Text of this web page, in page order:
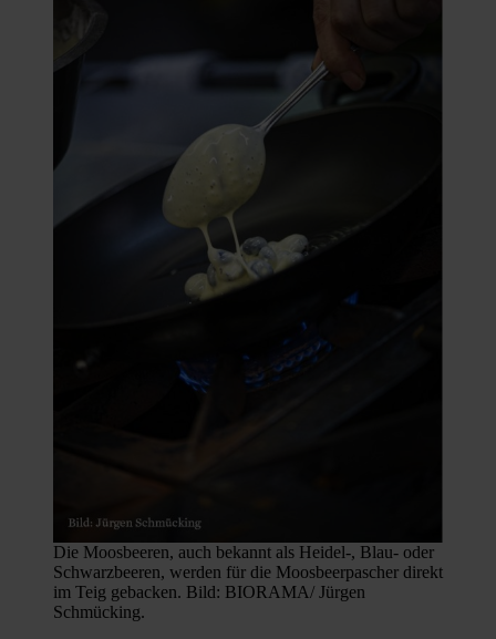
Die Moosbeeren, auch bekannt als Heidel-, Blau- oder
Schwarzbeeren, werden für die Moosbeerpascher direkt
im Teig gebacken. Bild: BIORAMA/ Jürgen
Schmücking.